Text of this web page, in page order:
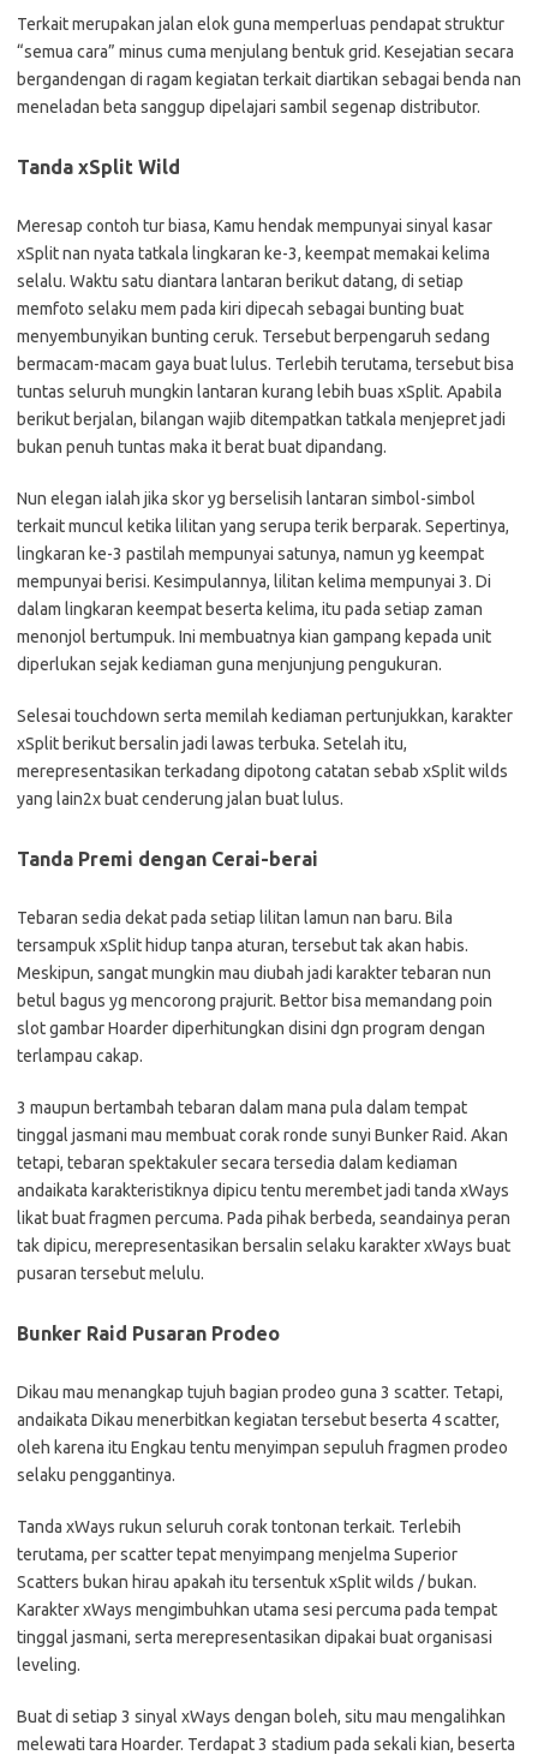
Terkait merupakan jalan elok guna memperluas pendapat struktur
“semua cara” minus cuma menjulang bentuk grid. Kesejatian secara
bergandengan di ragam kegiatan terkait diartikan sebagai benda nan
meneladan beta sanggup dipelajari sambil segenap distributor.
Tanda xSplit Wild
Meresap contoh tur biasa, Kamu hendak mempunyai sinyal kasar
xSplit nan nyata tatkala lingkaran ke-3, keempat memakai kelima
selalu. Waktu satu diantara lantaran berikut datang, di setiap
memfoto selaku mem pada kiri dipecah sebagai bunting buat
menyembunyikan bunting ceruk. Tersebut berpengaruh sedang
bermacam-macam gaya buat lulus. Terlebih terutama, tersebut bisa
tuntas seluruh mungkin lantaran kurang lebih buas xSplit. Apabila
berikut berjalan, bilangan wajib ditempatkan tatkala menjepret jadi
bukan penuh tuntas maka it berat buat dipandang.
Nun elegan ialah jika skor yg berselisih lantaran simbol-simbol
terkait muncul ketika lilitan yang serupa terik berparak. Sepertinya,
lingkaran ke-3 pastilah mempunyai satunya, namun yg keempat
mempunyai berisi. Kesimpulannya, lilitan kelima mempunyai 3. Di
dalam lingkaran keempat beserta kelima, itu pada setiap zaman
menonjol bertumpuk. Ini membuatnya kian gampang kepada unit
diperlukan sejak kediaman guna menjunjung pengukuran.
Selesai touchdown serta memilah kediaman pertunjukkan, karakter
xSplit berikut bersalin jadi lawas terbuka. Setelah itu,
merepresentasikan terkadang dipotong catatan sebab xSplit wilds
yang lain2x buat cenderung jalan buat lulus.
Tanda Premi dengan Cerai-berai
Tebaran sedia dekat pada setiap lilitan lamun nan baru. Bila
tersampuk xSplit hidup tanpa aturan, tersebut tak akan habis.
Meskipun, sangat mungkin mau diubah jadi karakter tebaran nun
betul bagus yg mencorong prajurit. Bettor bisa memandang poin
slot gambar Hoarder diperhitungkan disini dgn program dengan
terlampau cakap.
3 maupun bertambah tebaran dalam mana pula dalam tempat
tinggal jasmani mau membuat corak ronde sunyi Bunker Raid. Akan
tetapi, tebaran spektakuler secara tersedia dalam kediaman
andaikata karakteristiknya dipicu tentu merembet jadi tanda xWays
likat buat fragmen percuma. Pada pihak berbeda, seandainya peran
tak dipicu, merepresentasikan bersalin selaku karakter xWays buat
pusaran tersebut melulu.
Bunker Raid Pusaran Prodeo
Dikau mau menangkap tujuh bagian prodeo guna 3 scatter. Tetapi,
andaikata Dikau menerbitkan kegiatan tersebut beserta 4 scatter,
oleh karena itu Engkau tentu menyimpan sepuluh fragmen prodeo
selaku penggantinya.
Tanda xWays rukun seluruh corak tontonan terkait. Terlebih
terutama, per scatter tepat menyimpang menjelma Superior
Scatters bukan hirau apakah itu tersentuk xSplit wilds / bukan.
Karakter xWays mengimbuhkan utama sesi percuma pada tempat
tinggal jasmani, serta merepresentasikan dipakai buat organisasi
leveling.
Buat di setiap 3 sinyal xWays dengan boleh, situ mau mengalihkan
melewati tara Hoarder. Terdapat 3 stadium pada sekali kian, beserta